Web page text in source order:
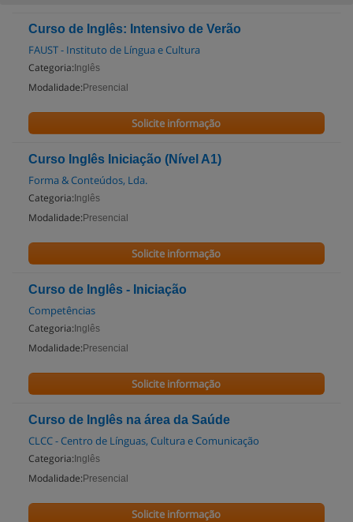
Curso de Inglês: Intensivo de Verão
FAUST - Instituto de Língua e Cultura
Categoria: Inglês
Modalidade: Presencial
Solicite informação
Curso Inglês Iniciação (Nível A1)
Forma & Conteúdos, Lda.
Categoria: Inglês
Modalidade: Presencial
Solicite informação
Curso de Inglês - Iniciação
Competências
Categoria: Inglês
Modalidade: Presencial
Solicite informação
Curso de Inglês na área da Saúde
CLCC - Centro de Línguas, Cultura e Comunicação
Categoria: Inglês
Modalidade: Presencial
Solicite informação